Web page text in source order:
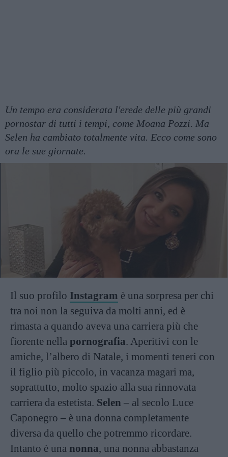
Un tempo era considerata l'erede delle più grandi
pornostar di tutti i tempi, come Moana Pozzi. Ma
Selen ha cambiato totalmente vita. Ecco come sono
ora le sue giornate.
Il suo profilo Instagram è una sorpresa per chi
tra noi non la seguiva da molti anni, ed è
rimasta a quando aveva una carriera più che
fiorente nella pornografia. Aperitivi con le
amiche, l’albero di Natale, i momenti teneri con
il figlio più piccolo, in vacanza magari ma,
soprattutto, molto spazio alla sua rinnovata
carriera da estetista. Selen – al secolo Luce
Caponegro – è una donna completamente
diversa da quello che potremmo ricordare.
Intanto è una nonna, una nonna abbastanza